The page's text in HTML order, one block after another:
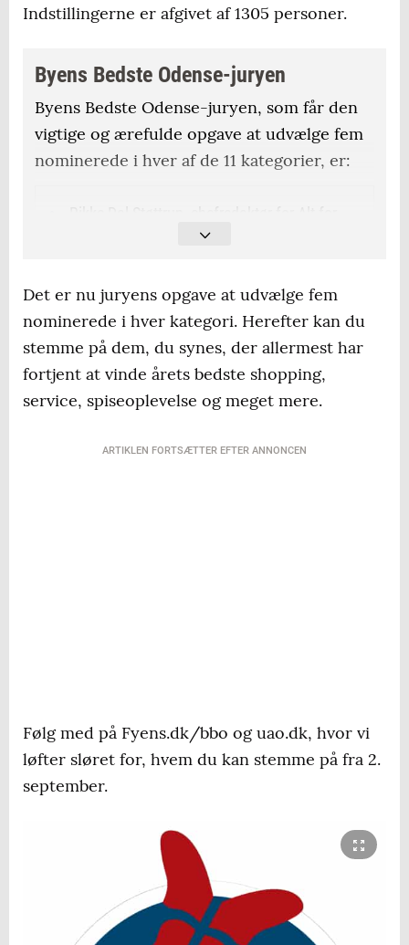
Indstillingerne er afgivet af 1305 personer.
Byens Bedste Odense-juryen
Byens Bedste Odense-juryen, som får den
vigtige og ærefulde opgave at udvælge fem
nominerede i hver af de 11 kategorier, er:
hos Erhvervshus Fyn
Bahadir Demirhan, ejendomsmægler
Louise Marlene Hansen, influencer og
Det er nu juryens opgave at udvælge fem
nominerede i hver kategori. Herefter kan du
stemme på dem, du synes, der allermest har
fortjent at vinde årets bedste shopping,
service, spiseoplevelse og meget mere.
ARTIKLEN FORTSÆTTER EFTER ANNONCEN
Følg med på Fyens.dk/bbo og uao.dk, hvor vi
løfter sløret for, hvem du kan stemme på fra 2.
september.